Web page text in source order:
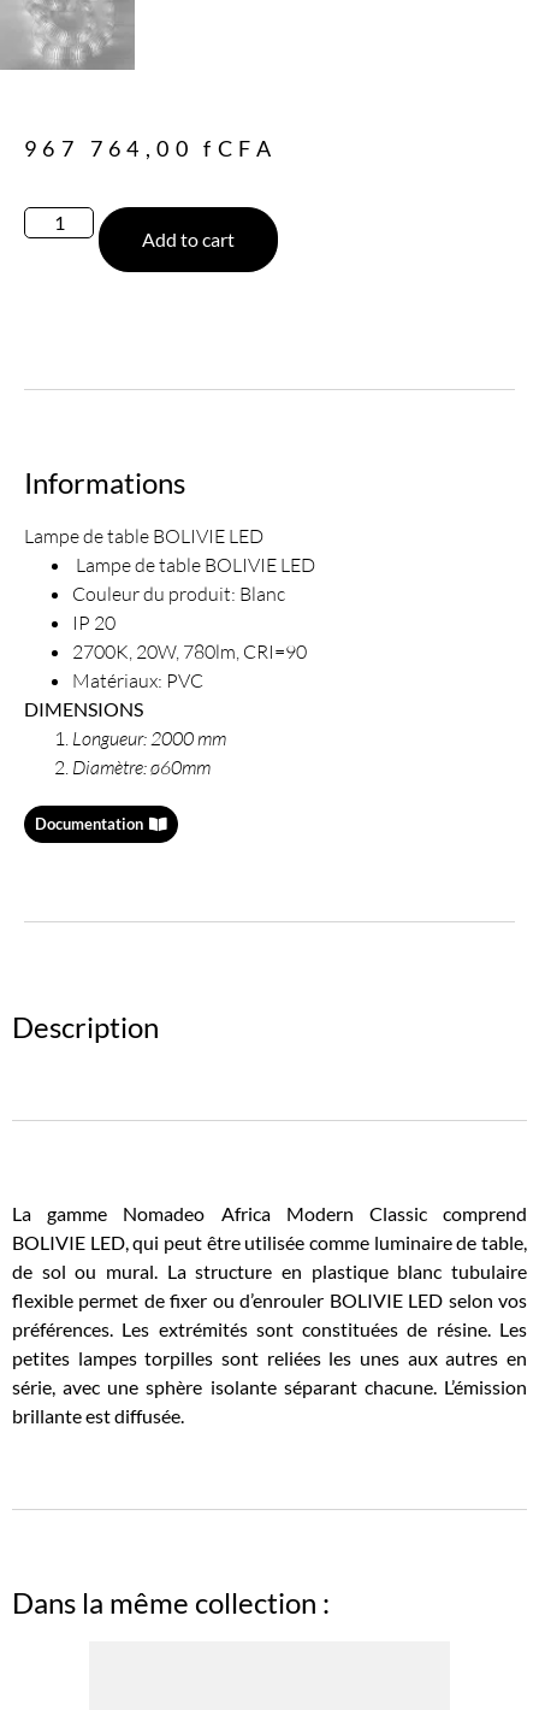
967 764,00fCFA
Add to cart
Informations
Lampe de table BOLIVIE LED
Lampe de table BOLIVIE LED
Couleur du produit: Blanc
IP 20
2700K, 20W, 780lm, CRI=90
Matériaux: PVC
DIMENSIONS
Longueur: 2000 mm
Diamètre: ø60mm
Documentation
Description
La gamme Nomadeo Africa Modern Classic comprend
BOLIVIE LED, qui peut être utilisée comme luminaire de table,
de sol ou mural. La structure en plastique blanc tubulaire
flexible permet de fixer ou d’enrouler BOLIVIE LED selon vos
préférences. Les extrémités sont constituées de résine. Les
petites lampes torpilles sont reliées les unes aux autres en
série, avec une sphère isolante séparant chacune. L’émission
brillante est diffusée.
Dans la même collection :